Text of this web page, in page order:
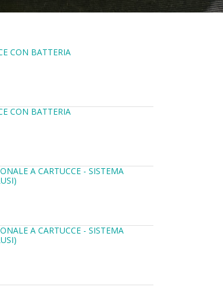
CON BATTERIA
CON BATTERIA
A CARTUCCE - SISTEMA
A CARTUCCE - SISTEMA